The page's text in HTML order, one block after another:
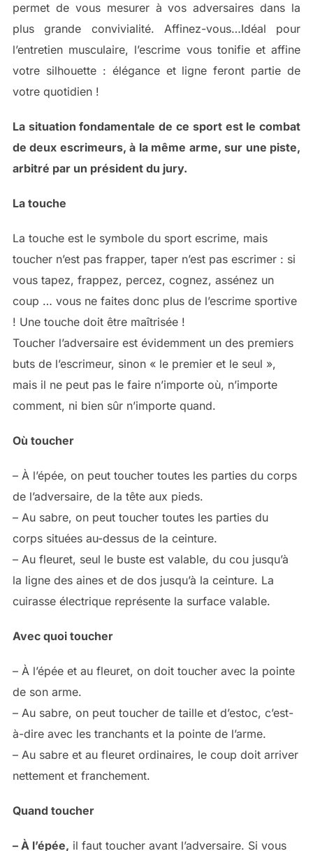
permet de vous mesurer à vos adversaires dans la
plus grande convivialité. Affinez-vous…Idéal pour
l’entretien musculaire, l’escrime vous tonifie et affine
votre silhouette : élégance et ligne feront partie de
votre quotidien !
La situation fondamentale de ce sport est le combat
de deux escrimeurs, à la même arme, sur une piste,
arbitré par un président du jury.
La touche
La touche est le symbole du sport escrime, mais
toucher n’est pas frapper, taper n’est pas escrimer : si
vous tapez, frappez, percez, cognez, assénez un
coup … vous ne faites donc plus de l’escrime sportive
! Une touche doit être maîtrisée !
Toucher l’adversaire est évidemment un des premiers
buts de l’escrimeur, sinon « le premier et le seul »,
mais il ne peut pas le faire n’importe où, n’importe
comment, ni bien sûr n’importe quand.
Où toucher
– À l’épée, on peut toucher toutes les parties du corps
de l’adversaire, de la tête aux pieds.
– Au sabre, on peut toucher toutes les parties du
corps situées au-dessus de la ceinture.
– Au fleuret, seul le buste est valable, du cou jusqu’à
la ligne des aines et de dos jusqu’à la ceinture. La
cuirasse électrique représente la surface valable.
Avec quoi toucher
– À l’épée et au fleuret, on doit toucher avec la pointe
de son arme.
– Au sabre, on peut toucher de taille et d’estoc, c’est-
à-dire avec les tranchants et la pointe de l’arme.
– Au sabre et au fleuret ordinaires, le coup doit arriver
nettement et franchement.
Quand toucher
– À l’épée, il faut toucher avant l’adversaire. Si vous